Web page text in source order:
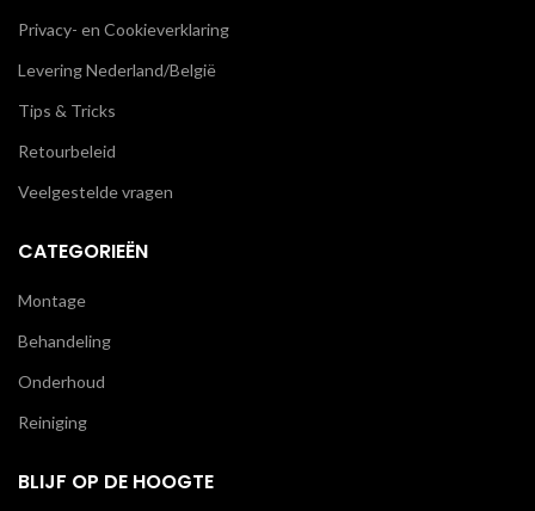
Privacy- en Cookieverklaring
Levering Nederland/België
Tips & Tricks
Retourbeleid
Veelgestelde vragen
CATEGORIEËN
Montage
Behandeling
Onderhoud
Reiniging
BLIJF OP DE HOOGTE